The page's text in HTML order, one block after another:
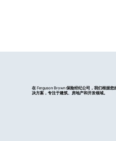
在 Ferguson Brown 保险经纪公司，我们根据
决方案，专注于建筑、房地产和开发领域。